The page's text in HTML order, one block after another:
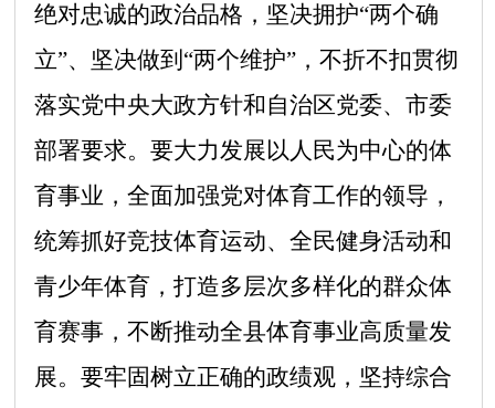
绝对忠诚的政治品格，坚决拥护“两个确
立”、坚决做到 “两个维护” ，不折不扣贯彻
落实党中央大政方针和自治区党委、市委
部署要求。要大力发展以人民为中心的体
育事业，全面加强党对体育工作的领导，
统筹抓好竞技体育运动、全民健身活动和
青少年体育，打造多层次多样化的群众体
育赛事，不断推动全县体育事业高质量发
展。要牢固树立正确的政绩观，坚持综合